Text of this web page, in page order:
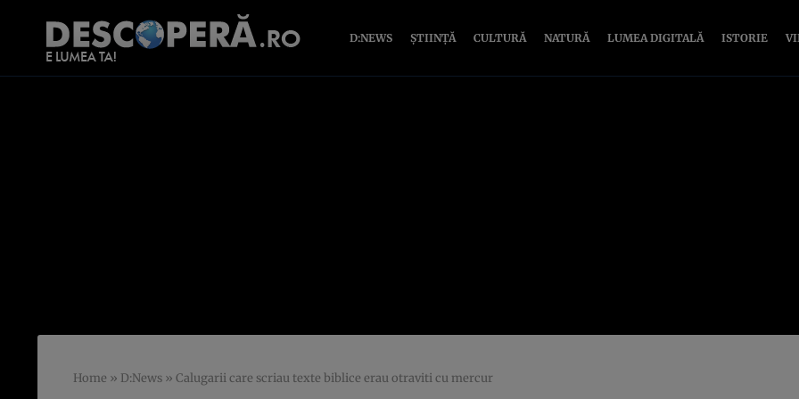
D:NEWS ȘTIINȚĂ CULTURĂ NATURĂ LUMEA DIGITALĂ ISTORIE
Home » D:News » Calugarii care scriau texte biblice erau otraviti cu mercur